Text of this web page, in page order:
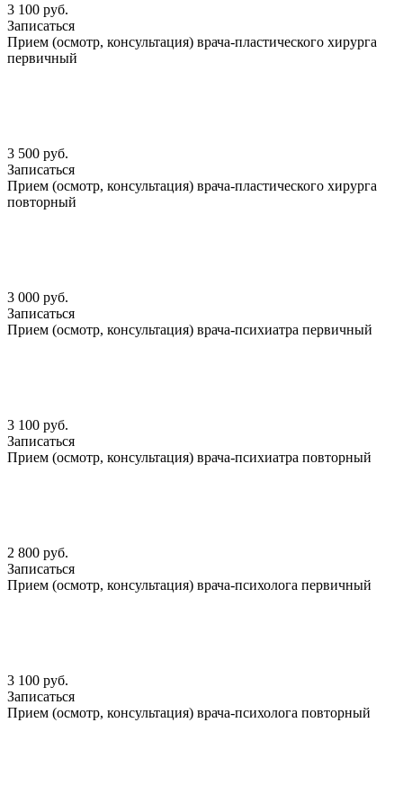
3 100 руб.
Записаться
Прием (осмотр, консультация) врача-пластического хирурга
первичный
3 500 руб.
Записаться
Прием (осмотр, консультация) врача-пластического хирурга
повторный
3 000 руб.
Записаться
Прием (осмотр, консультация) врача-психиатра первичный
3 100 руб.
Записаться
Прием (осмотр, консультация) врача-психиатра повторный
2 800 руб.
Записаться
Прием (осмотр, консультация) врача-психолога первичный
3 100 руб.
Записаться
Прием (осмотр, консультация) врача-психолога повторный